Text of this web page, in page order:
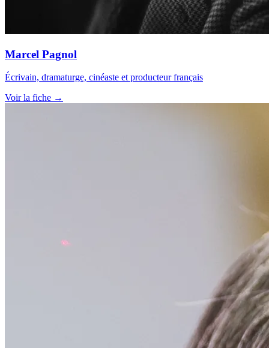
Marcel Pagnol
Écrivain, dramaturge, cinéaste et producteur français
Voir la fiche →